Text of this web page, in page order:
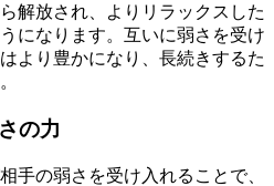
解放され、よりリラックスした
になります。互いに弱さを受け
より豊かになり、長続きするた
の力
手の弱さを受け入れることで、